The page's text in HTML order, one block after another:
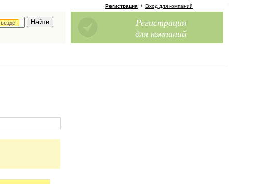
везде
Регистрация / Вход для компаний
Регистрация
для компаний